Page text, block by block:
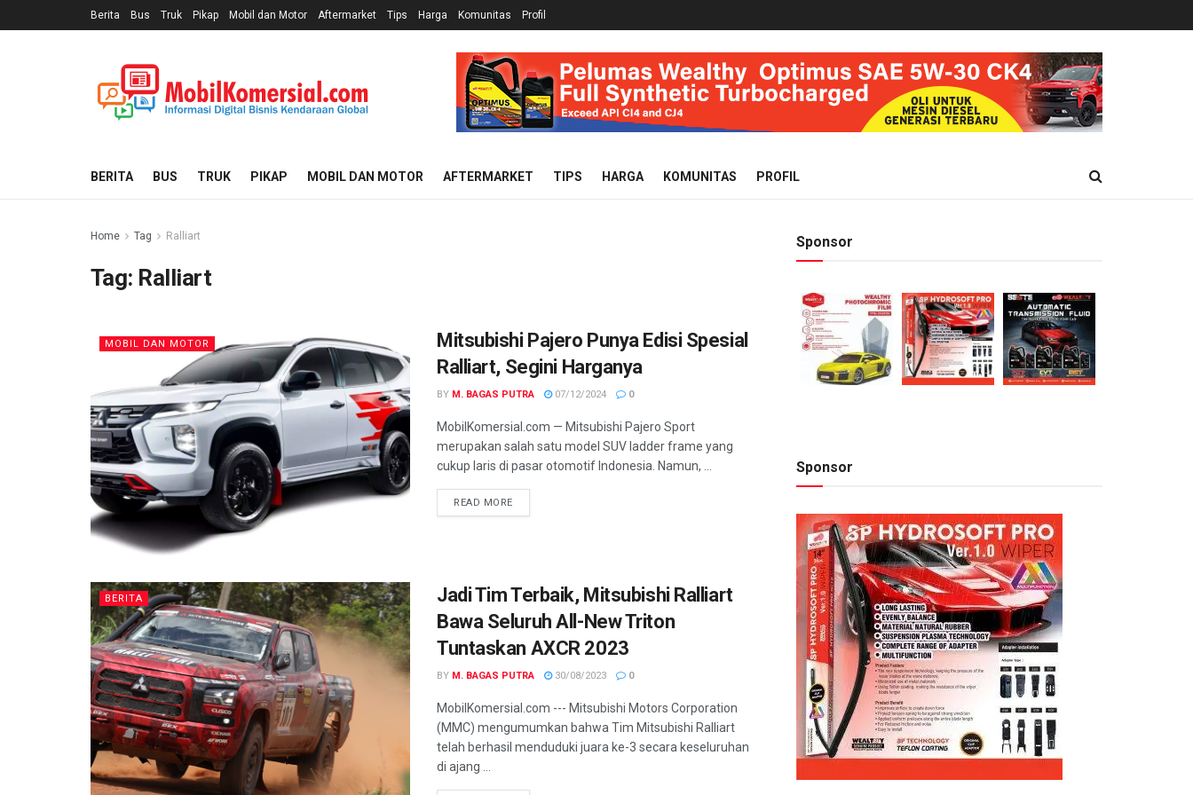
Berita Bus Truk Pikap Mobil dan Motor Aftermarket Tips Harga Komunitas Profil
BERITA BUS TRUK PIKAP MOBIL DAN MOTOR AFTERMARKET TIPS HARGA KOMUNITAS PROFIL
Home Tag Ralliart
Tag: Ralliart
MOBIL DAN MOTOR
Mitsubishi Pajero Punya Edisi Spesial
Ralliart, Segini Harganya
BY M. BAGAS PUTRA 07/12/2024 0
MobilKomersial.com — Mitsubishi Pajero Sport
merupakan salah satu model SUV ladder frame yang
cukup laris di pasar otomotif Indonesia. Namun, ...
READ MORE
BERITA
Jadi Tim Terbaik, Mitsubishi Ralliart
Bawa Seluruh All-New Triton
Tuntaskan AXCR 2023
BY M. BAGAS PUTRA 30/08/2023 0
MobilKomersial.com --- Mitsubishi Motors Corporation
(MMC) mengumumkan bahwa Tim Mitsubishi Ralliart
telah berhasil menduduki juara ke-3 secara keseluruhan
di ajang ...
Sponsor
Sponsor